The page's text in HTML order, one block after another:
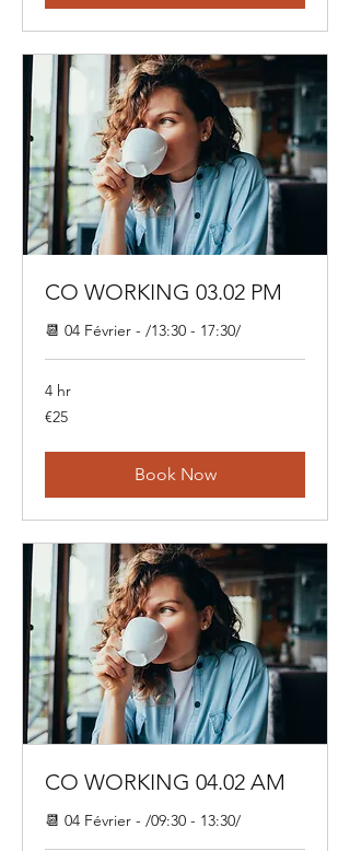
CO WORKING 03.02 PM
📆 04 Février - /13:30 - 17:30/
4 hr
25
euros
€25
Book Now
CO WORKING 04.02 AM
📆 04 Février - /09:30 - 13:30/